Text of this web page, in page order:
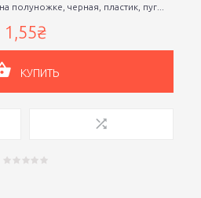
полуножке, черная, пластик, пуг...
1,55₴
КУПИТЬ